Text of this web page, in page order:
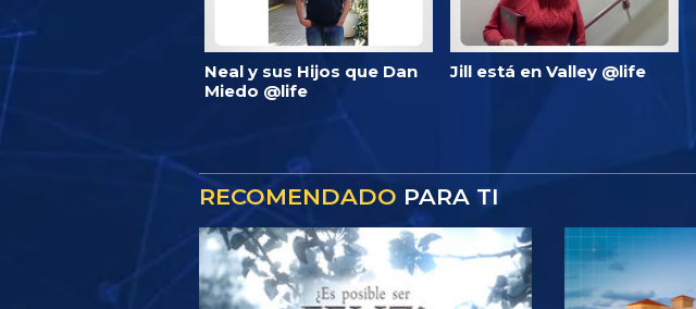
Neal y sus Hijos que Dan
Miedo @life
Jill está en Valley @life
RECOMENDADO PARA TI